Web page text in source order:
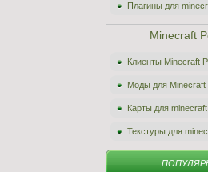
Плагины для
Minecraft
Клиенты Minecraft
Моды для Minecraft
Карты для minecraft
Текстуры для